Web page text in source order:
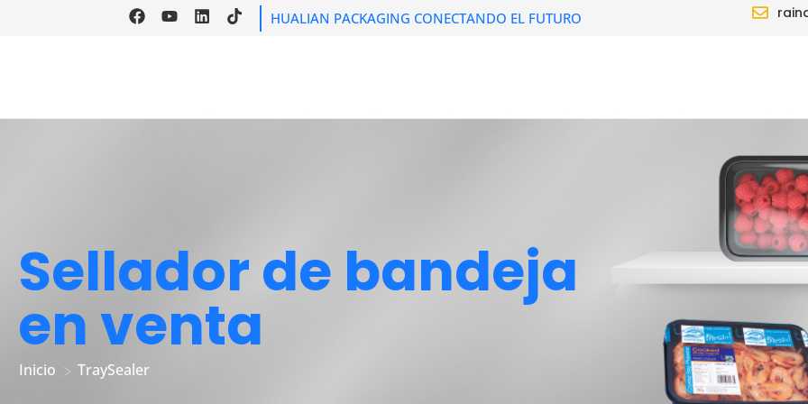
HUALIAN PACKAGING CONECTANDO EL FUTURO
Sellador de bandeja
en venta
Inicio > TraySealer